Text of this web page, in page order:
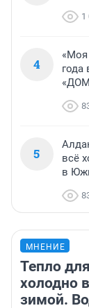
1
4
«Моя
5
всё
в
МНЕНИЕ
Тепло
холодно
зимой.